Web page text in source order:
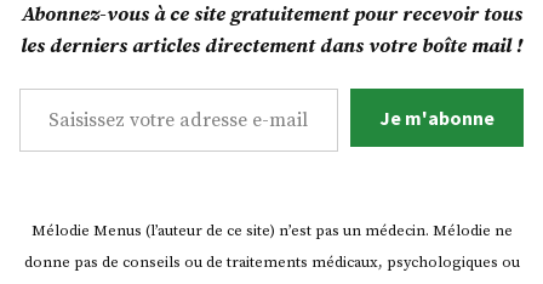
Vegan
!
Abonnez-vous à ce site gratuitement pour recevoir tous
les derniers articles directement dans votre boîte mail !
Saisissez votre adresse e-mail…
Je m'abonne
Mélodie Menus (l’auteur de ce site) n’est pas un médecin. Mélodie ne
donne pas de conseils ou de traitements médicaux, psychologiques ou